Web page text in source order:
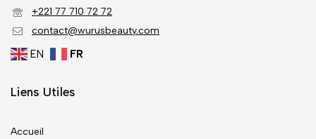
+221 77 710 72 72
contact@wurusbeauty.com
EN FR
Liens Utiles
Accueil